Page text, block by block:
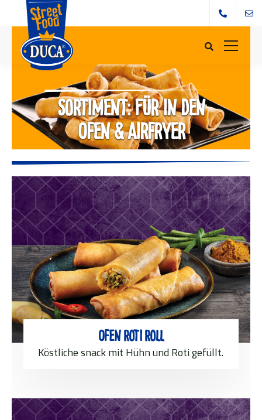
Sortiment: Für in den
Ofen & Airfryer
Ofen Roti Roll
Köstliche snack mit Hühn und Roti gefüllt.